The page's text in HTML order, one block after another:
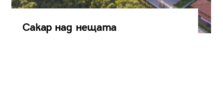
Сакар над нещата